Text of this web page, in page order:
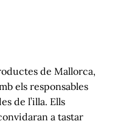
de Mallorca,
els responsables
de l’illa. Ells
a tastar